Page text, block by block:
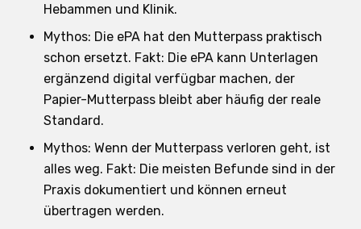
Hebammen und Klinik.
Mythos: Die ePA hat den Mutterpass praktisch
schon ersetzt. Fakt: Die ePA kann Unterlagen
ergänzend digital verfügbar machen, der
Papier-Mutterpass bleibt aber häufig der reale
Standard.
Mythos: Wenn der Mutterpass verloren geht, ist
alles weg. Fakt: Die meisten Befunde sind in der
Praxis dokumentiert und können erneut
übertragen werden.